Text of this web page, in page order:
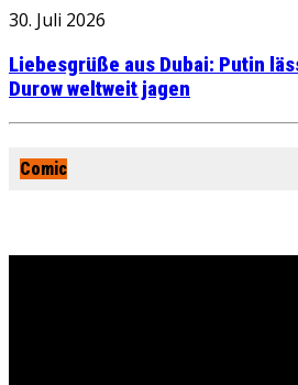
30. Juli 2026
Liebesgrüße aus Dubai: Putin
Durow weltweit jagen
Comic